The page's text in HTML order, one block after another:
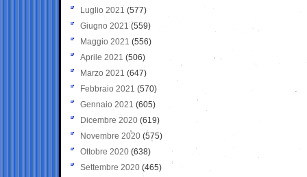
Luglio 2021 (577)
Giugno 2021(559)
Maggio 2021 (556)
Aprile 2021 (506)
Marzo 2021 (647)
Febbraio 2021 (570)
Gennaio 2021 (605)
Dicembre 2020 (619)
Novembre 2020 (575)
Ottobre 2020 (638)
Settembre 2020(465)